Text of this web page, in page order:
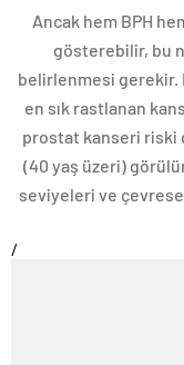
Ancak hem BPH
gösterebilir, bu
belirlenmesi gerekir.
en sık rastlanan
prostat kanseri riski
(40 yaş üzeri)
seviyeleri ve
/